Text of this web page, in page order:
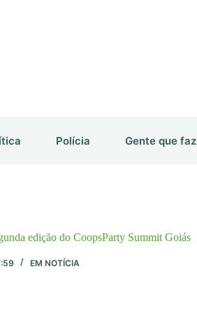
Polícia Gente que faz
edição do CoopsParty Summit Goiás
EM NOTÍCIA